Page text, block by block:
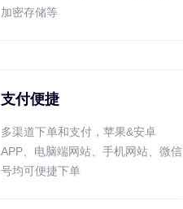
加密存储等
支付便捷
多渠道下单和支付，苹果&安卓
APP、电脑端网站、手机网站、微信
号均可便捷下单